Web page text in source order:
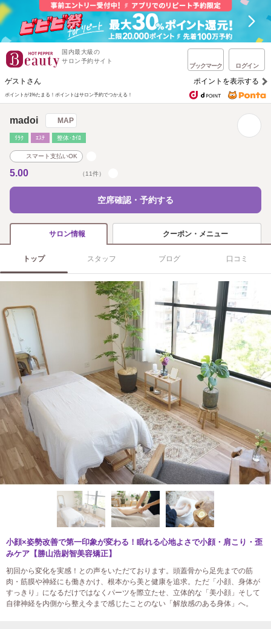
国内最大級の
サロン予約サイト
ブックマーク ログイン
ゲストさん ポイントを表示する
ポイントが1%たまる！ ポイントはサロン予約でつかえる！
madoi MAP
ﾘﾗｸ ｴｽﾃ 整体･ｶｲﾛ
スマート支払いOK
5.00 （11件）
空席確認・予約する
サロン情報 クーポン・メニュー
トップ スタッフ ブログ 口コミ
小顔×姿勢改善で第一印象が変わる！眠れる心地よさで小顔・肩こり・歪
みケア【勝山浩尉智美容矯正】
初回から変化を実感！との声をいただております。頭蓋骨から足先までの筋
肉・筋膜や神経にも働きかけ、根本から美と健康を追求。ただ「小顔、身体が
すっきり」になるだけではなくパーツを際立たせ、立体的な「美小顔」そして
自律神経を内側から整え今まで感じたことのない「解放感のある身体」へ。